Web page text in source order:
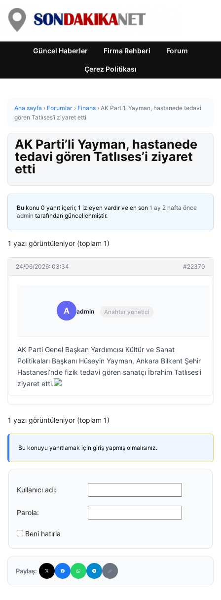
Güncel Haberler Firma Rehberi Forum
Çerez Politikası
Ana sayfa › Forumlar › Finans › AK Parti’li Yayman, hastanede tedavi
gören Tatlıses’i ziyaret etti
AK Parti’li Yayman, hastanede
tedavi gören Tatlıses’i ziyaret
etti
Bu konu 0 yanıt içerir, 1 izleyen vardır ve en son 1 ay 2 hafta önce
admin tarafından güncellenmiştir.
1 yazı görüntüleniyor (toplam 1)
24/06/2026: 03:34 #22370
A admin Anahtar yönetici
AK Parti Genel Başkan Yardımcısı Kültür ve Sanat
Politikaları Başkanı Hüseyin Yayman, Ankara Bilkent Şehir
Hastanesi’nde fizik tedavi gören sanatçı İbrahim Tatlıses’i
ziyaret etti.
1 yazı görüntüleniyor (toplam 1)
Bu konuyu yanıtlamak için giriş yapmış olmalısınız.
Kullanıcı adı:
Parola:
Beni hatırla
Paylaş: